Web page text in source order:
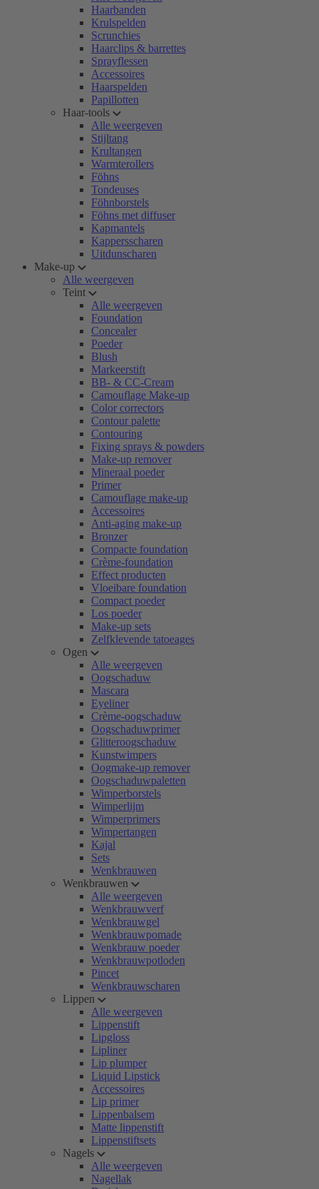
Haarbanden
Krulspelden
Scrunchies
Haarclips & barrettes
Sprayflessen
Accessoires
Haarspelden
Papillotten
Haar-tools
Alle weergeven
Stijltang
Krultangen
Warmterollers
Föhns
Tondeuses
Föhnborstels
Föhns met diffuser
Kapmantels
Kappersscharen
Uitdunscharen
Make-up
Alle weergeven
Teint
Alle weergeven
Foundation
Concealer
Poeder
Blush
Markeerstift
BB- & CC-Cream
Camouflage Make-up
Color correctors
Contour palette
Contouring
Fixing sprays & powders
Make-up remover
Mineraal poeder
Primer
Camouflage make-up
Accessoires
Anti-aging make-up
Bronzer
Compacte foundation
Crème-foundation
Effect producten
Vloeibare foundation
Compact poeder
Los poeder
Make-up sets
Zelfklevende tatoeages
Ogen
Alle weergeven
Oogschaduw
Mascara
Eyeliner
Crème-oogschaduw
Oogschaduwprimer
Glitteroogschaduw
Kunstwimpers
Oogmake-up remover
Oogschaduwpaletten
Wimperborstels
Wimperlijm
Wimperprimers
Wimpertangen
Kajal
Sets
Wenkbrauwen
Wenkbrauwen
Alle weergeven
Wenkbrauwverf
Wenkbrauwgel
Wenkbrauwpomade
Wenkbrauw poeder
Wenkbrauwpotloden
Pincet
Wenkbrauwscharen
Lippen
Alle weergeven
Lippenstift
Lipgloss
Lipliner
Lip plumper
Liquid Lipstick
Accessoires
Lip primer
Lippenbalsem
Matte lippenstift
Lippenstiftsets
Nagels
Alle weergeven
Nagellak